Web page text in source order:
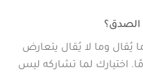
يُقال وما لا يُقال يتعارض
اختيارك لما تشاركه ليس